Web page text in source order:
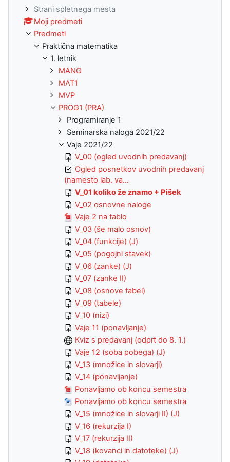
Strani spletnega mesta
Moji predmeti
Predmeti
Praktična matematika
1. letnik
MANG
MAT1
MVP
PROG1 (PRA)
Programiranje 1
Seminarska naloga 2021/22
Vaje 2021/22
V_00 (ogled uvodnih predavanj)
Ogled posnetkov uvodnih predavanj
(namesto lab. va...
V_01 koliko že znamo + Pišek
V_02 osnovne naloge
Vaje 2 na tablo
V_03 (še malo osnov)
V_04 (funkcije) (J)
V_05 (pogojni stavek)
V_06 (zanke) (J)
V_07 (zanke II)
V_08 (osnove tabel)
V_09 (tabele)
V_10 (nizi)
Vaje 11 (ponavljanje)
Kviz s predavanj (odprt do 8. 1.)
Vaje 12 (soba pobega) (J)
V_13 (množice in slovarji)
V_14 (ponavljanje)
Ponavljamo ob koncu semestra
Ponavljamo ob koncu semestra
V_15 (množice in slovarji II) (J)
V_16 (rekurzija I)
V_17 (rekurzija II)
V_18 (kovanci in datoteke) (J)